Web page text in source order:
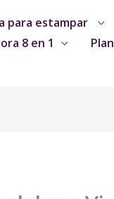
para estampar
8 en 1